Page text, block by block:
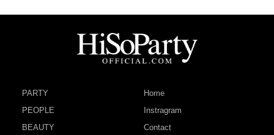
PARTY
PEOPLE
BEAUTY
Home
Instragram
Contact